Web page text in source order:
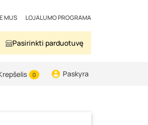
MUS LOJALUMO PROGRAMA
Pasirinkti parduotuvę
0 Paskyra